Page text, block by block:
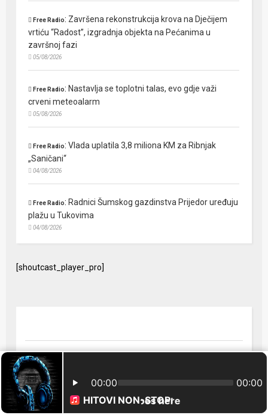
Free Radio: Završena rekonstrukcija krova na Dječijem
vrtiću “Radost”, izgradnja objekta na Pećanima u
završnoj fazi
05/08/2026
Free Radio: Nastavlja se toplotni talas, evo gdje važi
crveni meteoalarm
05/08/2026
Free Radio:Vlada uplatila 3,8 miliona KM za Ribnjak
„Saničani“
04/08/2026
Free Radio: Radnici Šumskog gazdinstva Prijedor uređuju
plažu u Tukovima
04/08/2026
[shoutcast_player_pro]
© 2024 Free Radio Prijedor. Sva prava zaštićena Designed by